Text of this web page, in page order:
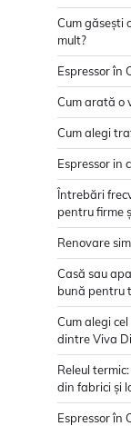
Cum găsești
mult?
Espressor în
Cum arată o
Cum alegi
Espressor in
Întrebări
pentru firme
Renovare
Casă sau
bună pentru
Cum alegi
dintre Viva
Releul
din fabrici și
Espressor în